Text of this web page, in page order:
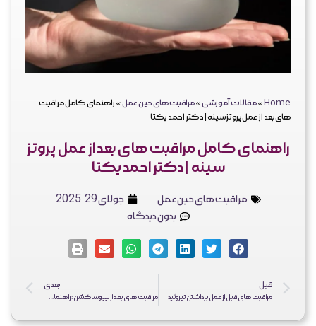
نظرات زیباجویان
کلینیک دکتر احمد یکتا
Home
»مقالات آموزشی»مراقبت های حین عمل»راهنمای کامل مراقبت
های بعد از عمل پروتز سینه | دکتر احمد یکتا
راهنمای کامل مراقبت های بعد از عمل پروتز
سینه | دکتر احمد یکتا
مراقبت های حین عمل
جولای 29, 2025
بدون دیدگاه
قبل
مراقبت های قبل از عمل برداشتن تیروئید
بعدی
مراقبت های بعد از لیپوساکشن: راهنمای جامع برای بهترین نتیجه